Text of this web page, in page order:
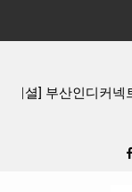
판타지 케이팝